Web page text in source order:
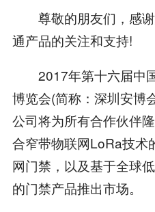
尊敬的朋友们，感谢
通产品的关注和支持!
2017年第十六届中
博览会(简称：深圳安博
公司将为所有合作伙伴
合窄带物联网LoRa技术
网门禁，以及基于全球
的门禁产品推出市场。